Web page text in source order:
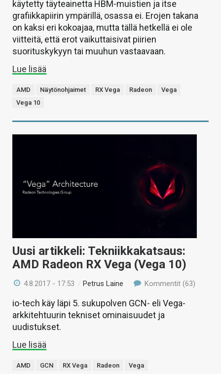
käytetty täyteainetta HBM-muistien ja itse
grafiikkapiirin ympärillä, osassa ei. Erojen takana
on kaksi eri kokoajaa, mutta tällä hetkellä ei ole
viitteitä, että erot vaikuttaisivat piirien
suorituskykyyn tai muuhun vastaavaan.
Lue lisää
AMD Näytönohjaimet RX Vega Radeon
Vega
Vega 10
Uusi artikkeli: Tekniikkakatsaus:
AMD Radeon RX Vega (Vega 10)
4.8.2017 - 17:53 /Petrus Laine Kommentit (63)
io-tech käy läpi 5. sukupolven GCN- eli Vega-
arkkitehtuurin tekniset ominaisuudet ja
uudistukset.
Lue lisää
AMD GCN RX Vega Radeon Vega